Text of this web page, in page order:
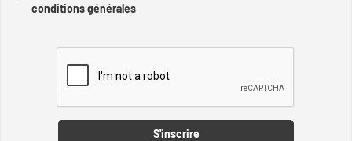
conditions générales
S'inscrire